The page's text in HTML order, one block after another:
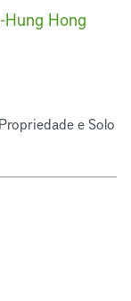
Hung Hong
e Solo